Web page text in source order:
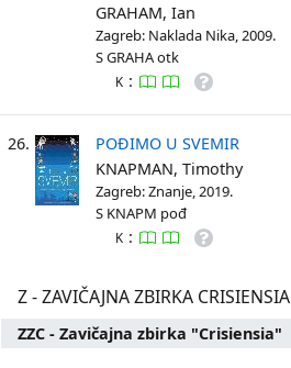
GRAHAM, Ian
Zagreb: Naklada Nika, 2009.
S GRAHA otk
K :
26.
POĐIMO U SVEMIR
KNAPMAN, Timothy
Zagreb: Znanje, 2019.
S KNAPM pođ
K :
Z - ZAVIČAJNA ZBIRKA CRISIENSIA
ZZC - Zavičajna zbirka "Crisiensia"